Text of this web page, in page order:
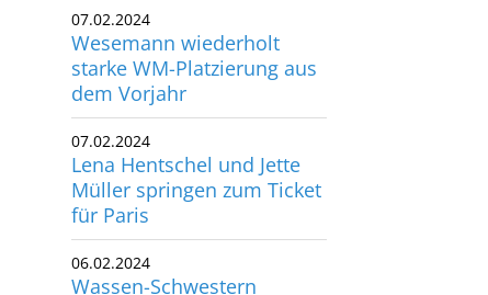
07.02.2024
Wesemann wiederholt
starke WM-Platzierung aus
dem Vorjahr
07.02.2024
Lena Hentschel und Jette
Müller springen zum Ticket
für Paris
06.02.2024
Wassen-Schwestern